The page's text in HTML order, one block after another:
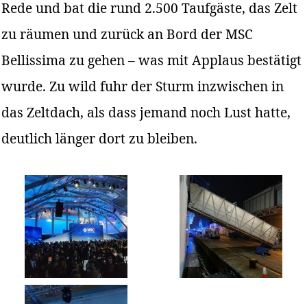
Rede und bat die rund 2.500 Taufgäste, das Zelt
zu räumen und zurück an Bord der MSC
Bellissima zu gehen – was mit Applaus bestätigt
wurde. Zu wild fuhr der Sturm inzwischen in
das Zeltdach, als dass jemand noch Lust hatte,
deutlich länger dort zu bleiben.